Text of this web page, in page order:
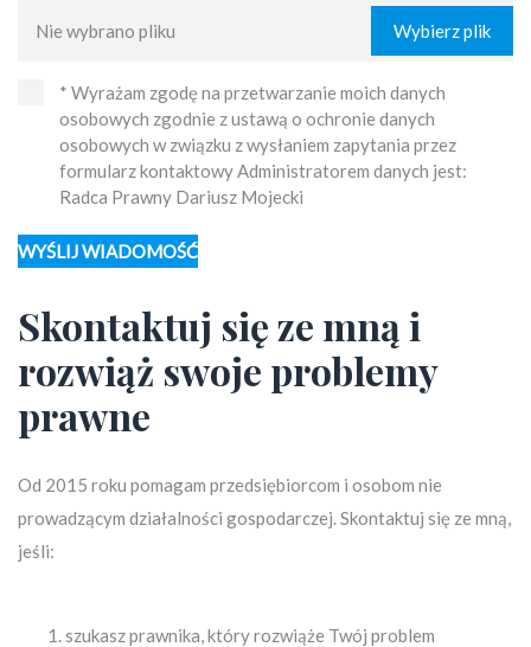
Nie wybrano pliku Wybierz plik
* Wyrażam zgodę na przetwarzanie moich danych
osobowych zgodnie z ustawą o ochronie danych
osobowych w związku z wysłaniem zapytania przez
formularz kontaktowy Administratorem danych jest:
Radca Prawny Dariusz Mojecki
Skontaktuj się ze mną i
rozwiąż swoje problemy
prawne
Od 2015 roku pomagam przedsiębiorcom i osobom nie
prowadzącym działalności gospodarczej. Skontaktuj się ze mną,
jeśli:
szukasz prawnika, który rozwiąże Twój problem